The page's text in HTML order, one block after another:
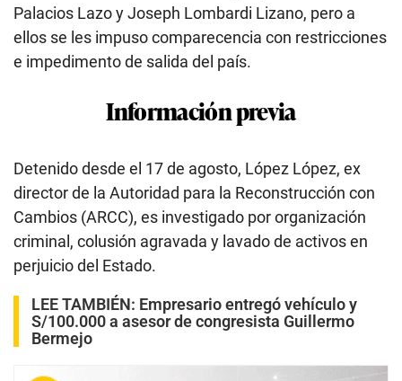
Palacios Lazo y Joseph Lombardi Lizano, pero a
ellos se les impuso comparecencia con restricciones
e impedimento de salida del país.
Información previa
Detenido desde el 17 de agosto, López López, ex
director de la Autoridad para la Reconstrucción con
Cambios (ARCC), es investigado por organización
criminal, colusión agravada y lavado de activos en
perjuicio del Estado.
LEE TAMBIÉN: Empresario entregó vehículo y
S/100.000 a asesor de congresista Guillermo
Bermejo